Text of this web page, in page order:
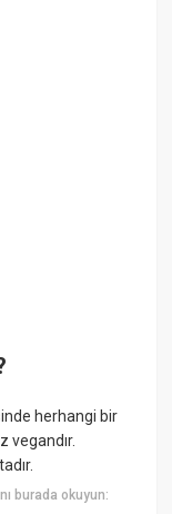
herhangi bir
vegandır.
burada okuyun: